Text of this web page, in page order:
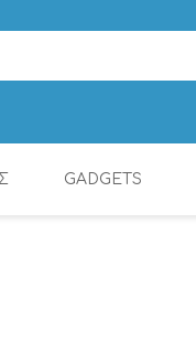
GADGETS